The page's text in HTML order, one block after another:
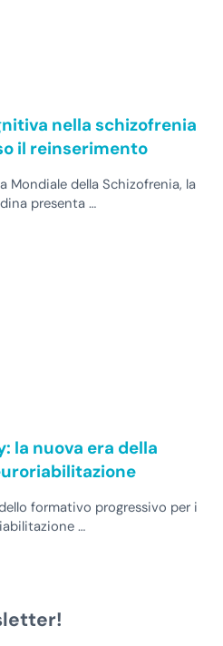
nella schizofrenia
il reinserimento
Mondiale della Schizofrenia, la
presenta …
la nuova era della
formativo progressivo per i
…